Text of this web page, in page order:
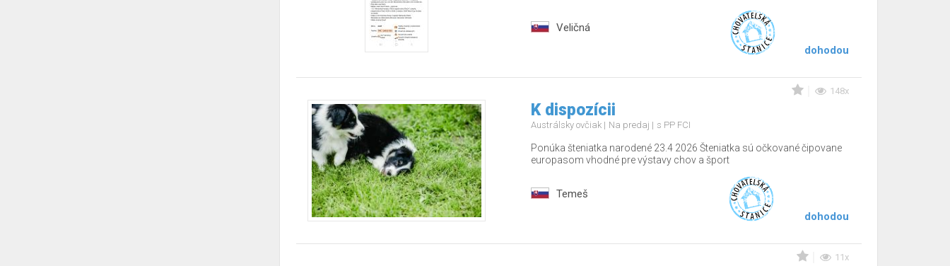
Veličná
dohodou
148x
K dispozícii
Austrálsky ovčiak Na predaj s PP FCI
Ponúka šteniatka narodené 23.4 2026 Šteniatka sú očkované čipovane
europasom vhodné pre výstavy chov a šport
Temeš
dohodou
11x